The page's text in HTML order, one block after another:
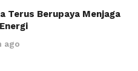
Terus Berupaya Menjaga
ago